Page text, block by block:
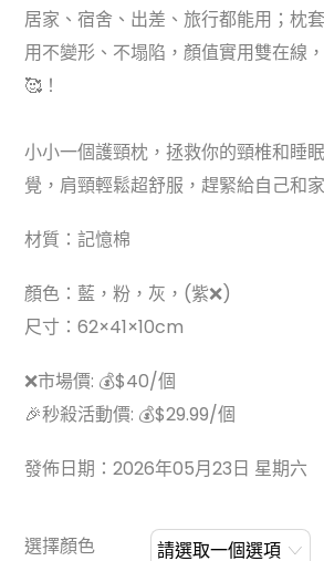
居家、宿舍、出差、旅行都能用；枕
用不變形、不塌陷，顏值實用雙在線
🥰！
小小一個護頸枕，拯救你的頸椎和睡
覺，肩頸輕鬆超舒服，趕緊給自己和
材質：記憶棉
顏色：藍，粉，灰，(紫❌)
尺寸：62×41×10cm
❌市場價: 💰$40/個
🎉秒殺活動價: 💰$29.99/個
發佈日期：2026年05月23日 星期六
選擇顏色